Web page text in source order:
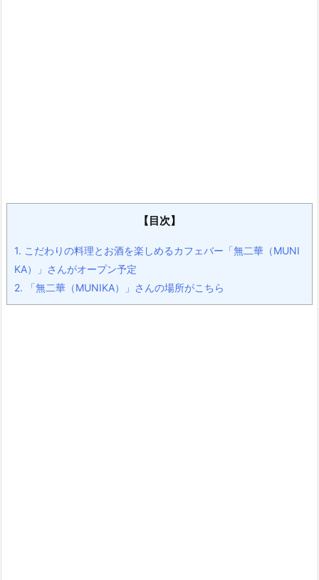
【目次】
1. こだわりの料理とお酒を楽しめるカフェバー「無二華（MUNI
KA）」さんがオープン予定
2. 「無二華（MUNIKA）」さんの場所がこちら